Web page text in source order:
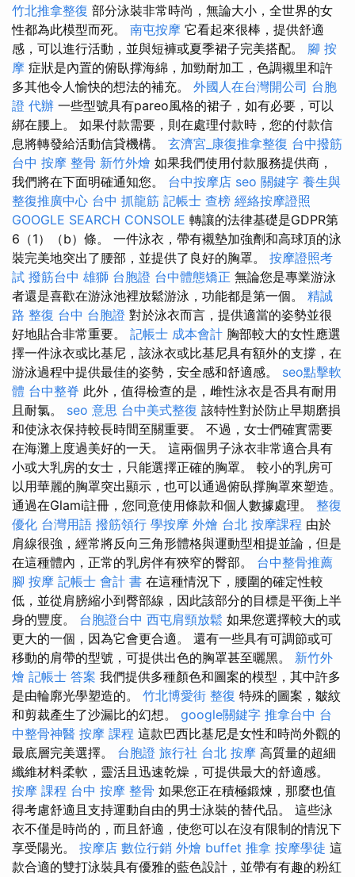
竹北推拿整復 部分泳裝非常時尚，無論大小，全世界的女
性都為此模型而死。 南屯按摩 它看起來很棒，提供舒適
感，可以進行活動，並與短褲或夏季裙子完美搭配。 腳 按
摩 症狀是內置的俯臥撑海綿，加勁耐加工，色調襯里和許
多其他令人愉快的想法的補充。 外國人在台灣開公司 台胞
證 代辦 一些型號具有pareo風格的裙子，如有必要，可以
綁在腰上。 如果付款需要，則在處理付款時，您的付款信
息將轉發給活動信貸機構。 玄濟宮_康復推拿整復 台中撥筋
台中 按摩 整骨 新竹外燴 如果我們使用付款服務提供商，
我們將在下面明確通知您。 台中按摩店 seo 關鍵字 養生與
整復推廣中心 台中 抓龍筋 記帳士 查榜 經絡按摩證照
GOOGLE SEARCH CONSOLE 轉讓的法律基礎是GDPR第
6（1）（b）條。 一件泳衣，帶有襯墊加強劑和高球頂的泳
裝完美地突出了腰部，並提供了良好的胸罩。 按摩證照考
試 撥筋台中 雄獅 台胞證 台中體態矯正 無論您是專業游泳
者還是喜歡在游泳池裡放鬆游泳，功能都是第一個。 精誠
路 整復 台中 台胞證 對於泳衣而言，提供適當的姿勢並很
好地貼合非常重要。 記帳士 成本會計 胸部較大的女性應選
擇一件泳衣或比基尼，該泳衣或比基尼具有額外的支撐，在
游泳過程中提供最佳的姿勢，安全感和舒適感。 seo點擊軟
體 台中整脊 此外，值得檢查的是，雌性泳衣是否具有耐用
且耐氯。 seo 意思 台中美式整復 該特性對於防止早期磨損
和使泳衣保持較長時間至關重要。 不過，女士們確實需要
在海灘上度過美好的一天。 這兩個男子泳衣非常適合具有
小或大乳房的女士，只能選擇正確的胸罩。 較小的乳房可
以用華麗的胸罩突出顯示，也可以通過俯臥撑胸罩來塑造。
通過在Glami註冊，您同意使用條款和個人數據處理。 整復
優化 台灣用語 撥筋領行 學按摩 外燴 台北 按摩課程 由於
肩線很強，經常將反向三角形體格與運動型相提並論，但是
在這種體內，正常的乳房伴有狹窄的臀部。 台中整骨推薦
腳 按摩 記帳士 會計 書 在這種情況下，腰圍的確定性較
低，並從肩膀縮小到臀部線，因此該部分的目標是平衡上半
身的豐度。 台胞證台中 西屯肩頸放鬆 如果您選擇較大的或
更大的一個，因為它會更合適。 還有一些具有可調節或可
移動的肩帶的型號，可提供出色的胸罩甚至曬黑。 新竹外
燴 記帳士 答案 我們提供多種顏色和圖案的模型，其中許多
是由輪廓光學塑造的。 竹北博愛街 整復 特殊的圖案，皺紋
和剪裁產生了沙漏比的幻想。 google關鍵字 推拿台中 台
中整骨神醫 按摩 課程 這款巴西比基尼是女性和時尚外觀的
最底層完美選擇。 台胞證 旅行社 台北 按摩 高質量的超細
纖維材料柔軟，靈活且迅速乾燥，可提供最大的舒適感。
按摩 課程 台中 按摩 整骨 如果您正在積極鍛煉，那麼也值
得考慮舒適且支持運動自由的男士泳裝的替代品。 這些泳
衣不僅是時尚的，而且舒適，使您可以在沒有限制的情況下
享受陽光。 按摩店 數位行銷 外燴 buffet 推拿 按摩學徒 這
款合適的雙打泳裝具有優雅的藍色設計，並帶有有趣的粉紅